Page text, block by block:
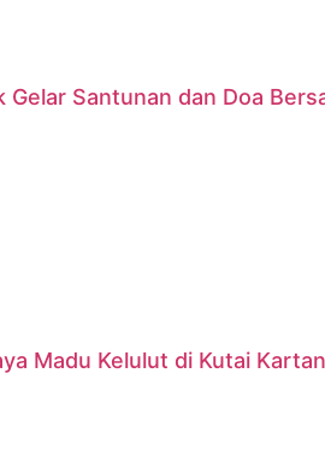
Santunan dan Doa
Madu Kelulut di Kutai